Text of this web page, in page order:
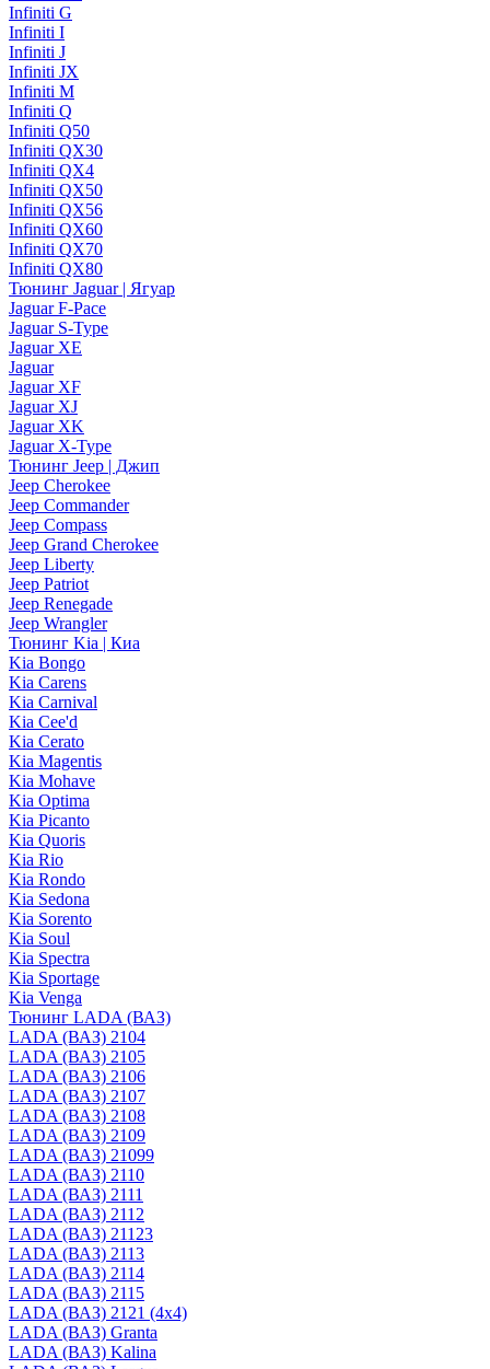
Infiniti G
Infiniti I
Infiniti J
Infiniti JX
Infiniti M
Infiniti Q
Infiniti Q50
Infiniti QX30
Infiniti QX4
Infiniti QX50
Infiniti QX56
Infiniti QX60
Infiniti QX70
Infiniti QX80
Тюнинг Jaguar | Ягуар
Jaguar F-Pace
Jaguar S-Type
Jaguar XE
Jaguar
Jaguar XF
Jaguar XJ
Jaguar XK
Jaguar X-Type
Тюнинг Jeep | Джип
Jeep Cherokee
Jeep Commander
Jeep Compass
Jeep Grand Cherokee
Jeep Liberty
Jeep Patriot
Jeep Renegade
Jeep Wrangler
Тюнинг Kia | Киа
Kia Bongo
Kia Carens
Kia Carnival
Kia Cee'd
Kia Cerato
Kia Magentis
Kia Mohave
Kia Optima
Kia Picanto
Kia Quoris
Kia Rio
Kia Rondo
Kia Sedona
Kia Sorento
Kia Soul
Kia Spectra
Kia Sportage
Kia Venga
Тюнинг LADA (ВАЗ)
LADA (ВАЗ) 2104
LADA (ВАЗ) 2105
LADA (ВАЗ) 2106
LADA (ВАЗ) 2107
LADA (ВАЗ) 2108
LADA (ВАЗ) 2109
LADA (ВАЗ) 21099
LADA (ВАЗ) 2110
LADA (ВАЗ) 2111
LADA (ВАЗ) 2112
LADA (ВАЗ) 21123
LADA (ВАЗ) 2113
LADA (ВАЗ) 2114
LADA (ВАЗ) 2115
LADA (ВАЗ) 2121 (4x4)
LADA (ВАЗ) Granta
LADA (ВАЗ) Kalina